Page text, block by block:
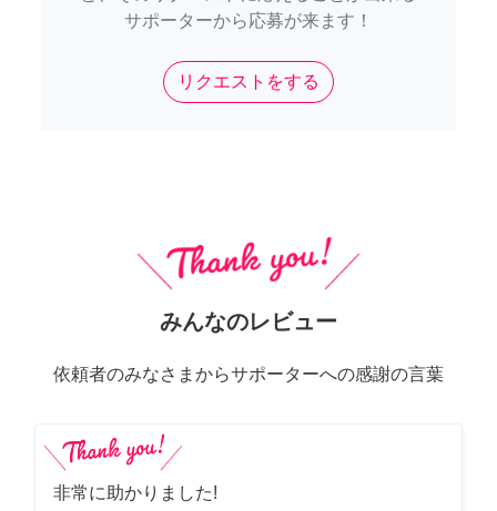
サポーターから応募が来ます！
リクエストをする
みんなのレビュー
依頼者のみなさまからサポーターへの感謝の言葉
非常に助かりました!